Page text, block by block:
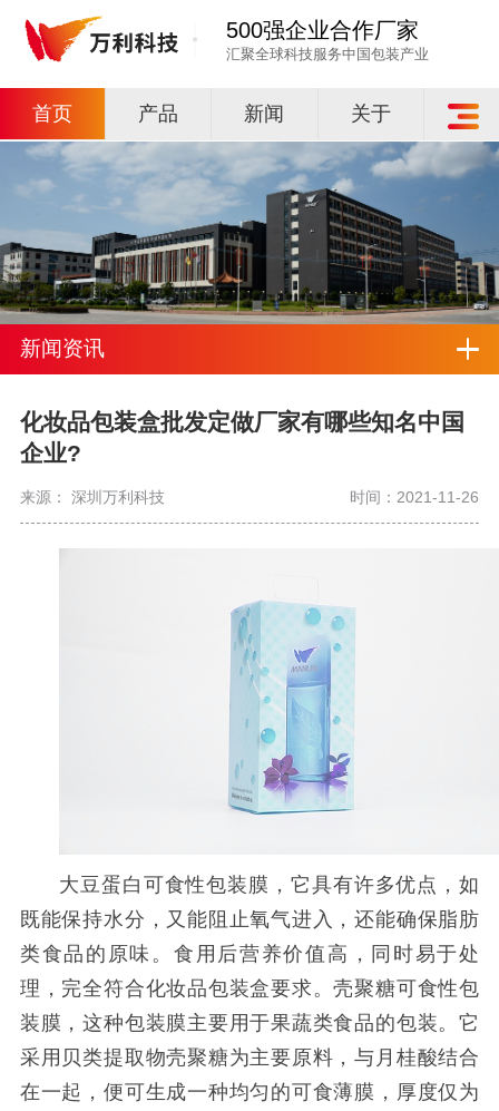
500强企业合作厂家
汇聚全球科技服务中国包装产业
首页 产品 新闻 关于
新闻资讯
化妆品包装盒批发定做厂家有哪些知名中国
企业?
来源： 深圳万利科技 时间：2021-11-26
大豆蛋白可食性包装膜，它具有许多优点，如
既能保持水分，又能阻止氧气进入，还能确保脂肪
类食品的原味。食用后营养价值高，同时易于处
理，完全符合化妆品包装盒要求。壳聚糖可食性包
装膜，这种包装膜主要用于果蔬类食品的包装。它
采用贝类提取物壳聚糖为主要原料，与月桂酸结合
在一起，便可生成一种均匀的可食薄膜，厚度仅为